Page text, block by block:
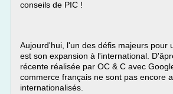
conseils de PIC !
Aujourd'hui, l'un des défis majeurs pour
est son expansion à l'international.
récente réalisée par OC & C avec
commerce français ne sont pas encore
internationalisés.